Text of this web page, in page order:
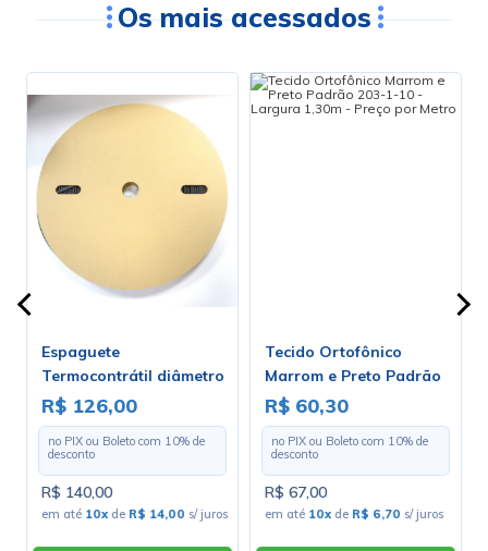
Os mais acessados
Espaguete
Termocontrátil diâmetro
de 3.2mm - Rolo Com 100
Metros
R$ 126,00
no PIX ou Boleto com 10% de
desconto
R$ 140,00
em até 10xde R$ 14,00 s/ juros
Tecido Ortofônico
Marrom e Preto Padrão
203-1-10 - Largura 1,30m
- Preço por Metro
R$ 60,30
no PIX ou Boleto com 10% de
desconto
R$ 67,00
em até 10xde R$ 6,70 s/ juros